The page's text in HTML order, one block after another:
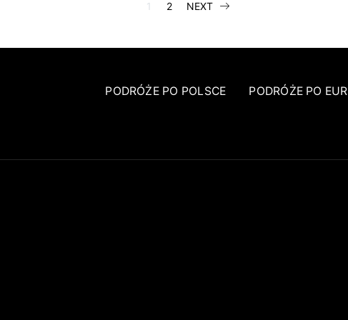
1 2 NEXT
PODRÓŻE PO POLSCE PODRÓŻE PO